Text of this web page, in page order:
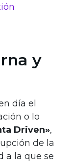
y
día el
o lo
Driven»,
de la
a la que se